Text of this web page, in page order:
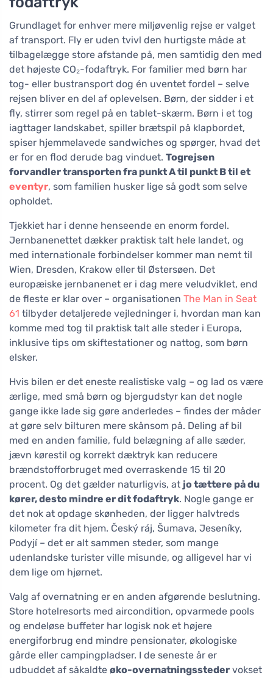
Grundlaget for enhver mere miljøvenlig rejse er valget
af transport. Fly er uden tvivl den hurtigste måde at
tilbagelægge store afstande på, men samtidig den med
det højeste CO₂-fodaftryk. For familier med børn har
tog- eller bustransport dog én uventet fordel – selve
rejsen bliver en del af oplevelsen. Børn, der sidder i et
fly, stirrer som regel på en tablet-skærm. Børn i et tog
iagttager landskabet, spiller brætspil på klapbordet,
spiser hjemmelavede sandwiches og spørger, hvad det
er for en flod derude bag vinduet. Togrejsen
forvandler transporten fra punkt A til punkt B til et
eventyr, som familien husker lige så godt som selve
opholdet.
Tjekkiet har i denne henseende en enorm fordel.
Jernbanenettet dækker praktisk talt hele landet, og
med internationale forbindelser kommer man nemt til
Wien, Dresden, Krakow eller til Østersøen. Det
europæiske jernbanenet er i dag mere veludviklet, end
de fleste er klar over – organisationen The Man in Seat
61 tilbyder detaljerede vejledninger i, hvordan man kan
komme med tog til praktisk talt alle steder i Europa,
inklusive tips om skiftestationer og nattog, som børn
elsker.
Hvis bilen er det eneste realistiske valg – og lad os være
ærlige, med små børn og bjergudstyr kan det nogle
gange ikke lade sig gøre anderledes – findes der måder
at gøre selv bilturen mere skånsom på. Deling af bil
med en anden familie, fuld belægning af alle sæder,
jævn kørestil og korrekt dæktryk kan reducere
brændstofforbruget med overraskende 15 til 20
procent. Og det gælder naturligvis, at jo tættere på du
kører, desto mindre er dit fodaftryk. Nogle gange er
det nok at opdage skønheden, der ligger halvtreds
kilometer fra dit hjem. Český ráj, Šumava, Jeseníky,
Podyjí – det er alt sammen steder, som mange
udenlandske turister ville misunde, og alligevel har vi
dem lige om hjørnet.
Valg af overnatning er en anden afgørende beslutning.
Store hotelresorts med aircondition, opvarmede pools
og endeløse buffeter har logisk nok et højere
energiforbrug end mindre pensionater, økologiske
gårde eller campingpladser. I de seneste år er
udbuddet af såkaldte øko-overnatningssteder vokset